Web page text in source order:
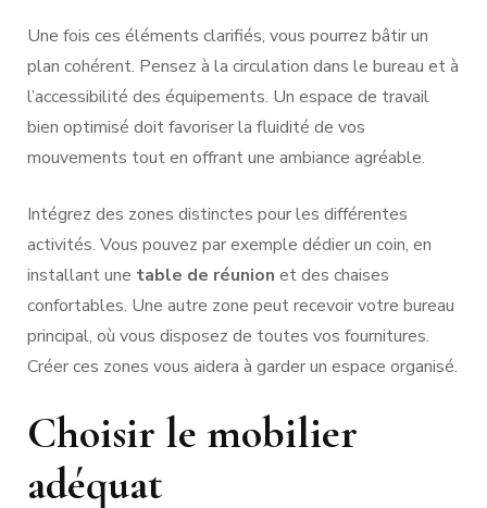
Une fois ces éléments clarifiés, vous pourrez bâtir un
plan cohérent. Pensez à la circulation dans le bureau et à
l’accessibilité des équipements. Un espace de travail
bien optimisé doit favoriser la fluidité de vos
mouvements tout en offrant une ambiance agréable.
Intégrez des zones distinctes pour les différentes
activités. Vous pouvez par exemple dédier un coin, en
installant une table de réunion et des chaises
confortables. Une autre zone peut recevoir votre bureau
principal, où vous disposez de toutes vos fournitures.
Créer ces zones vous aidera à garder un espace organisé.
Choisir le mobilier
adéquat